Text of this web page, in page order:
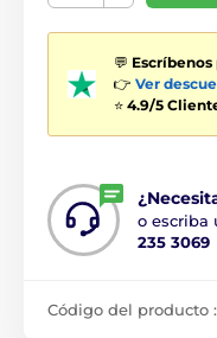
💬 Escríbenos
👉 Ver
⭐ 4.9/5
o escriba
235 3069
Código del producto :